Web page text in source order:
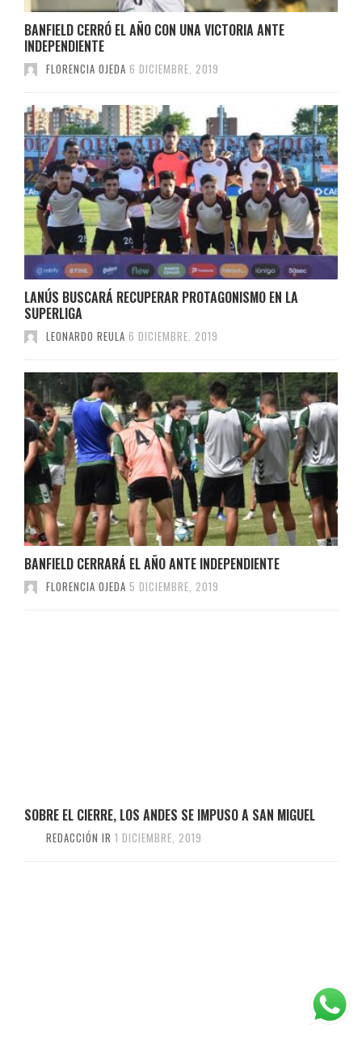
BANFIELD CERRÓ EL AÑO CON UNA VICTORIA ANTE
INDEPENDIENTE
FLORENCIA OJEDA 6 DICIEMBRE, 2019
LANÚS BUSCARÁ RECUPERAR PROTAGONISMO EN LA
SUPERLIGA
LEONARDO REULA 6 DICIEMBRE, 2019
BANFIELD CERRARÁ EL AÑO ANTE INDEPENDIENTE
FLORENCIA OJEDA 5 DICIEMBRE, 2019
SOBRE EL CIERRE, LOS ANDES SE IMPUSO A SAN MIGUEL
REDACCIÓN IR 1 DICIEMBRE, 2019